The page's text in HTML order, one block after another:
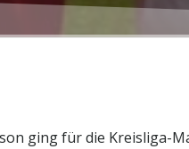
ging für die Kreisliga-